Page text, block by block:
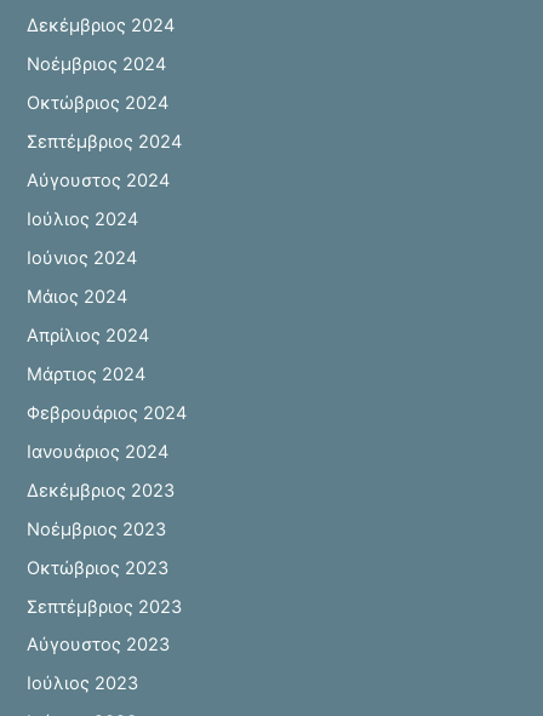
Δεκέμβριος 2024
Νοέμβριος 2024
Οκτώβριος 2024
Σεπτέμβριος 2024
Αύγουστος 2024
Ιούλιος 2024
Ιούνιος 2024
Μάιος 2024
Απρίλιος 2024
Μάρτιος 2024
Φεβρουάριος 2024
Ιανουάριος 2024
Δεκέμβριος 2023
Νοέμβριος 2023
Οκτώβριος 2023
Σεπτέμβριος 2023
Αύγουστος 2023
Ιούλιος 2023